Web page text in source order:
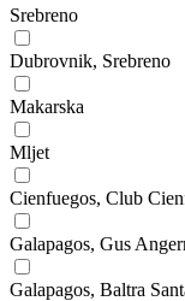
Srebreno
Dubrovnik, Srebreno
Makarska
Mljet
Cienfuegos, Club
Galapagos, Gus
Galapagos, Baltra